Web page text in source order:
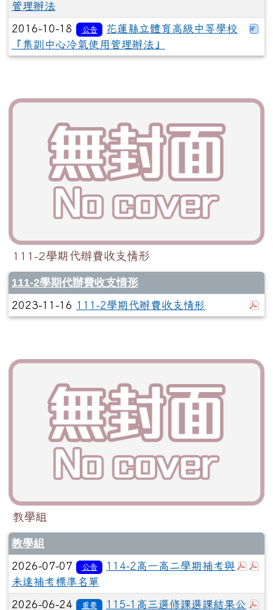
管理辦法
2016-10-18 公告
花蓮縣立體育高級中等學校
『集訓中心冷氣使用管理辦法』
111-2學期代辦費收支情形
111-2學期代辦費收支情形
2023-11-16 111-2學期代辦費收支情形
教學組
教學組
於
2026-07-07 公告
114-2高一高二學期補考與
未達補考標準名單
2026-06-24 重要
115-1高三選修課選課結果公